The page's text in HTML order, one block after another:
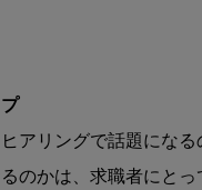
アリングで話題にな
のかは、求職者にとっ